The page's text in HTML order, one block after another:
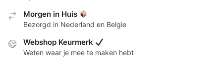
Morgen in Huis
Bezorgd in Nederland en Belgie
Webshop Keurmerk
Weten waar je mee te maken hebt